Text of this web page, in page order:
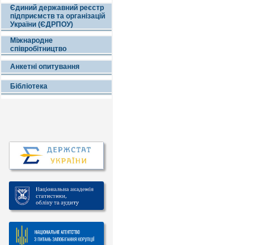
Єдиний державний реєстр
підприємств та організацій
України (ЄДРПОУ)
Міжнародне
співробітництво
Анкетні опитування
Бібліотека